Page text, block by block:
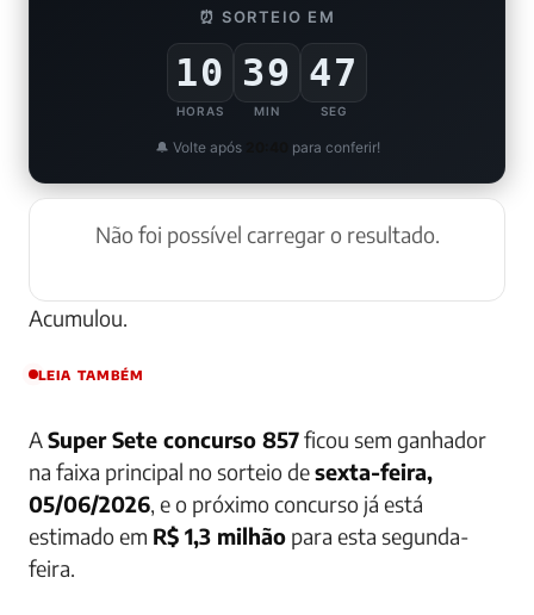
⏰ SORTEIO EM
10
HORAS
39
MIN
46
SEG
🔔 Volte após para conferir!
Não foi possível carregar o resultado.
Acumulou.
LEIA TAMBÉM
ASuper Sete concurso 857ficou sem ganhador
na faixa principal no sorteio desexta-feira,
05/06/2026, e o próximo concurso já está
estimado em R$ 1,3 milhão para esta segunda-
feira.